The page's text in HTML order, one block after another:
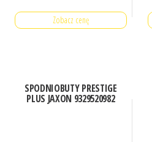
Zobacz cenę
SPODNIOBUTY PRESTIGE
PLUS JAXON 9329520982